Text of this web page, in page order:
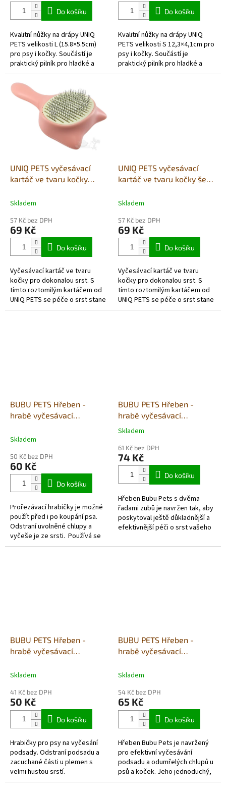
Do košíku
Kvalitní nůžky na drápy UNIQ
PETS velikosti L (15.8×5.5cm)
pro psy i kočky. Součástí je
praktický pilník pro hladké a
bezpečné zastřižení drápků.
Zajistěte pravidelnou péči o...
Do košíku
Kvalitní nůžky na drápy UNIQ
PETS velikosti S 12,3×4,1cm pro
psy i kočky. Součástí je
praktický pilník pro hladké a
bezpečné zastřižení drápků.
UNIQ PETS vyčesávací
kartáč ve tvaru kočky
Skladem
57 Kč bez DPH
69 Kč
Do košíku
Vyčesávací kartáč ve tvaru
kočky pro dokonalou srst. S
tímto roztomilým kartáčem od
UNIQ PETS se péče o srst stane
oblíbenou chvílí pro vás i vašeho
UNIQ PETS vyčesávací
kartáč ve tvaru kočky šedý
Skladem
57 Kč bez DPH
69 Kč
Do košíku
Vyčesávací kartáč ve tvaru
kočky pro dokonalou srst. S
tímto roztomilým kartáčem od
UNIQ PETS se péče o srst stane
oblíbenou chvílí pro vás i vašeho
BUBU PETS Hřeben -
hrabě vyčesávací
11x15,5cm
Skladem
50 Kč bez DPH
60 Kč
Do košíku
Prořezávací hrabičky je možné
použít před i po koupání psa.
Odstraní uvolněné chlupy a
vyčeše je ze srsti. Používá se
především pro velká plemena
BUBU PETS Hřeben -
hrabě vyčesávací
dvouřadé modré 11x15cm
Průměrné
produktu
je
hvězdiček.
Skladem
61 Kč bez DPH
74 Kč
Do košíku
Hřeben Bubu Pets s dvěma
řadami zubů je navržen tak, aby
poskytoval ještě důkladnější a
efektivnější péči o srst vašeho
dvouřadý design umožňuje...
BUBU PETS Hřeben -
hrabě vyčesávací
11x15,5cm
Skladem
41 Kč bez DPH
50 Kč
Do košíku
Hrabičky pro psy na vyčesání
podsady. Odstraní podsadu a
zacuchané části u plemen s
velmi hustou srstí.
BUBU PETS Hřeben -
hrabě vyčesávací
Skladem
54 Kč bez DPH
65 Kč
Do košíku
Hřeben Bubu Pets je navržený
pro efektivní vyčesávání
podsadu a odumřelých chlupů u
psů a koček. Jeho jednoduchý,
ale účinný design zajišťuje, že